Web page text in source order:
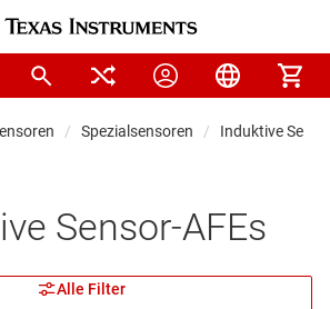
Spezialsensoren Induktive
Sensor-AFEs
Alle Filter